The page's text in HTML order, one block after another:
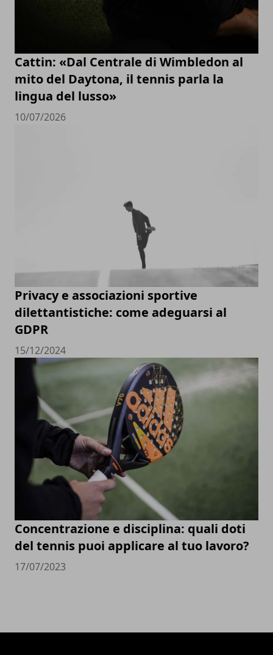
Cattin: «Dal Centrale di Wimbledon al
mito del Daytona, il tennis parla la
lingua del lusso»
10/07/2026
Privacy e associazioni sportive
dilettantistiche: come adeguarsi al
GDPR
15/12/2024
Concentrazione e disciplina: quali doti
del tennis puoi applicare al tuo lavoro?
17/07/2023